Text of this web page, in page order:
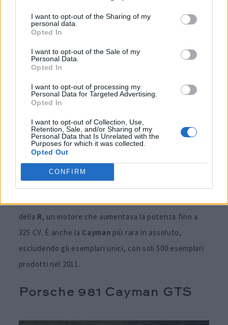
I want to opt-out of the Sharing of my
personal data.
Opted In
I want to opt-out of the Sale of my
Personal Data.
Opted In
I want to opt-out of processing my
Personal Data for Targeted Advertising.
Opted In
I want to opt-out of Collection, Use,
Retention, Sale, and/or Sharing of my
Personal Data that Is Unrelated with the
Purposes for which it was collected.
Opted Out
CONFIRM
Il nome della987 Cayman S Black Edition
è tanto
appropriato quanto fuorviante. Sì, la variante è una
versione esclusiva completamente nera, ma non è la
della R, un motore che aumentava la potenza fino a
325 CV. È anche la Cayman più rara in assoluto,
escludendo gli esemplari unici, con soli 500 esemplari
prodotti nel 2011.
Porsche 981 Cayman GTS